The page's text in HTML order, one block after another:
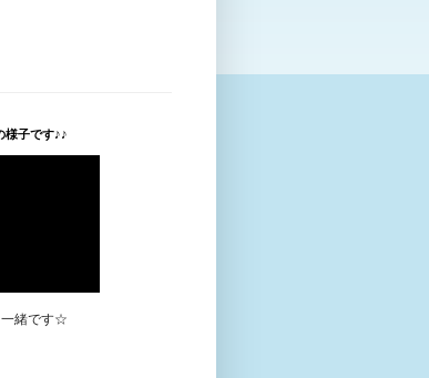
様子です♪♪
一緒です☆